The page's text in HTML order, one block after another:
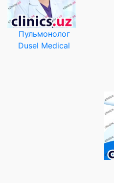
Пульмонолог
Dusel Medical